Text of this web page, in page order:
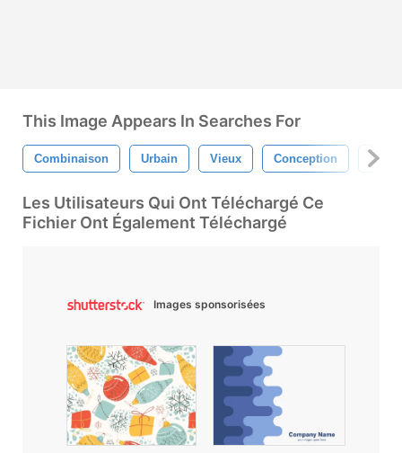
This Image Appears In Searches For
Combinaison Urbain Vieux Conception
Les Utilisateurs Qui Ont Téléchargé Ce
Fichier Ont Également Téléchargé
Images sponsorisées